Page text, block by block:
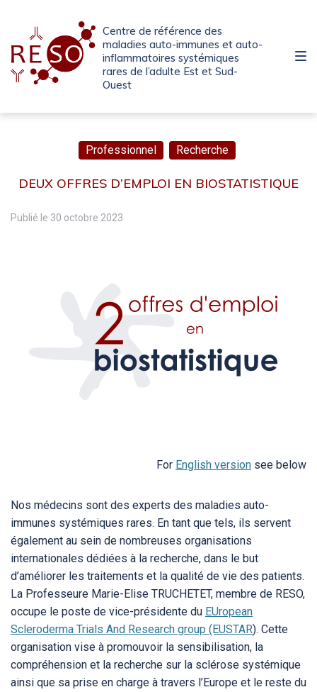
navigation
principale
contenu
pied
de
page
Centre de référence des
maladies auto-immunes et auto-
inflammatoires systémiques
rares de l’adulte Est et Sud-
Ouest
Professionnel Recherche
DEUX OFFRES D’EMPLOI EN BIOSTATISTIQUE
Publié le 30 octobre 2023
For English version see below
Nos médecins sont des experts des maladies auto-
immunes systémiques rares. En tant que tels, ils servent
également au sein de nombreuses organisations
internationales dédiées à la recherche, dans le but
d’améliorer les traitements et la qualité de vie des patients.
La Professeure Marie-Elise TRUCHETET, membre de RESO,
occupe le poste de vice-présidente du EUropean
Scleroderma Trials And Research group (EUSTAR). Cette
organisation vise à promouvoir la sensibilisation, la
compréhension et la recherche sur la sclérose systémique
ainsi que sa prise en charge à travers l’Europe et le reste du